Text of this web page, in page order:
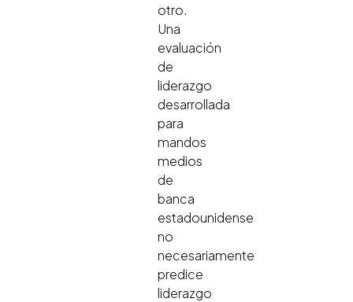
otro.
Una
evaluación
de
liderazgo
desarrollada
para
mandos
medios
de
banca
estadounidense
no
necesariamente
predice
liderazgo